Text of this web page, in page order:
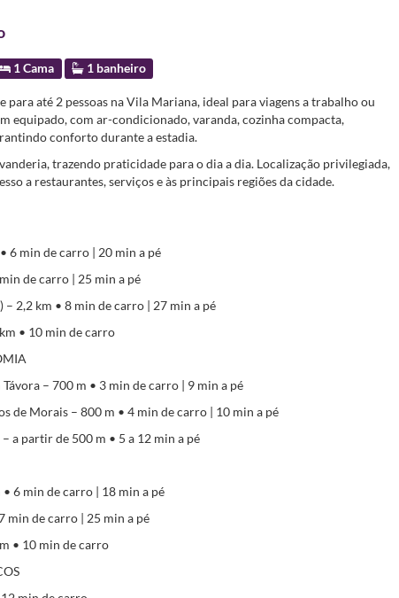
1 Cama 1 banheiro
para até 2 pessoas na Vila Mariana, ideal para viagens a trabalho ou
equipado, com ar-condicionado, varanda, cozinha compacta,
conforto durante a estadia.
trazendo praticidade para o dia a dia. Localização privilegiada,
a restaurantes, serviços e às principais regiões da cidade.
6 min de carro | 20 min a pé
de carro | 25 min a pé
– 2,2 km • 8 min de carro | 27 min a pé
• 10 min de carro
– 700 m • 3 min de carro | 9 min a pé
de Morais – 800 m • 4 min de carro | 10 min a pé
a partir de 500 m • 5 a 12 min a pé
6 min de carro | 18 min a pé
min de carro | 25 min a pé
• 10 min de carro